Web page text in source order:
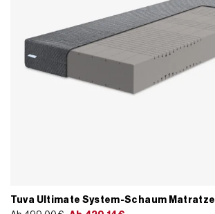
Tuva Ultimate System-Schaum Matratze